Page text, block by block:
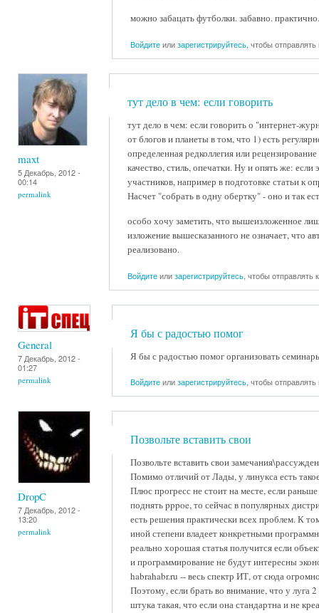
можно забацать футболки. забавно.
Войдитеилизарегистрируйтесь, чтобы
maxt
5 Декабрь, 2012 -
00:14
permalink
тут дело в чем: если говорить
тут дело в чем: если говорить о "интернет-
от блогов и планеты в том, что 1) есть
определенная редколлегия или
качество, стиль, опечатки. Ну и опять же:
участников, например в подготовке статьи к
Насчет "собрать в одну обертку" - оно и так
особо хочу заметить, что вышеизложенное
изложение вышесказанного не означает, что
реализовано.
Войдитеилизарегистрируйтесь, чтобы отправлять
General
7 Декабрь, 2012 -
01:27
permalink
Я бы с радостью помог
Я бы с радостью помог организовать
Войдитеилизарегистрируйтесь, чтобы
DropC
7 Декабрь, 2012 -
13:20
permalink
Позвольте вставить свои
Позвольте вставить свои
Помимо отличий от Лады, у линукса есть
Плюс прогресс не стоит на месте, если
поднять pppoe, то сейчас в популярных
есть решения практически всех проблем. К
иной степени владеет конкретными
реально хорошая статья получится если
и программирование не будут интересны
habrahabr.ru -- весь спектр ИТ, от сюда
Поэтому, если брать во внимание, что у луга
штука такая, что если она стандартна и не